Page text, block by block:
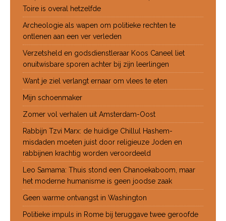
Toire is overal hetzelfde
Archeologie als wapen om politieke rechten te
ontlenen aan een ver verleden
Verzetsheld en godsdienstleraar Koos Caneel liet
onuitwisbare sporen achter bij zijn leerlingen
Want je ziel verlangt ernaar om vlees te eten
Mijn schoenmaker
Zomer vol verhalen uit Amsterdam-Oost
Rabbijn Tzvi Marx: de huidige Chillul Hashem-
misdaden moeten juist door religieuze Joden en
rabbijnen krachtig worden veroordeeld
Leo Samama: Thuis stond een Chanoekaboom, maar
het moderne humanisme is geen joodse zaak
Geen warme ontvangst in Washington
Politieke impuls in Rome bij teruggave twee geroofde